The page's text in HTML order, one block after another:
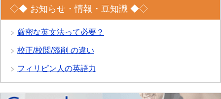
◇◆ お知らせ・情報・豆知識 ◆◇
厳密な英文法って必要？
校正/校閲/添削 の違い
フィリピン人の英語力